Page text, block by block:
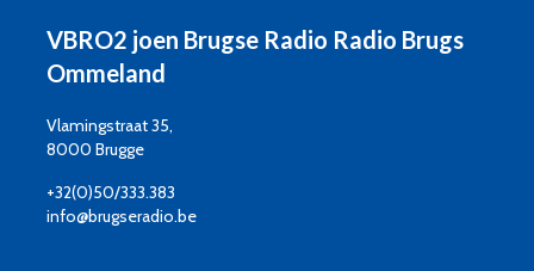
VBRO2 joen Brugse Radio Radio Brugs
Ommeland
Vlamingstraat 35,
8000 Brugge
+32(0)50/333.383
info@brugseradio.be